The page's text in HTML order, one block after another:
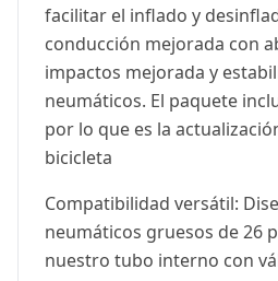
facilitar el inflado y
conducción mejorada con
impactos mejorada y
neumáticos. El paquete
por lo que es la
bicicleta
Compatibilidad versátil:
neumáticos gruesos de 26
nuestro tubo interno con